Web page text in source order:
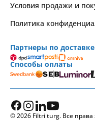
Условия продажи и
Политика
Партнеры по доставке
Способы оплаты
© 2026 Filtri turg. Все